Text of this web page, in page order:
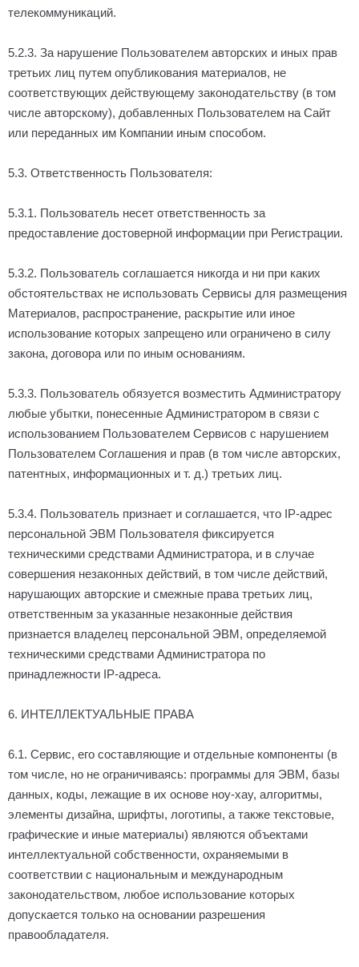
телекоммуникаций.
5.2.3. За нарушение Пользователем авторских и иных прав
третьих лиц путем опубликования материалов, не
соответствующих действующему законодательству (в том
числе авторскому), добавленных Пользователем на Сайт
или переданных им Компании иным способом.
5.3. Ответственность Пользователя:
5.3.1. Пользователь несет ответственность за
предоставление достоверной информации при Регистрации.
5.3.2. Пользователь соглашается никогда и ни при каких
обстоятельствах не использовать Сервисы для размещения
Материалов, распространение, раскрытие или иное
использование которых запрещено или ограничено в силу
закона, договора или по иным основаниям.
5.3.3. Пользователь обязуется возместить Администратору
любые убытки, понесенные Администратором в связи с
использованием Пользователем Сервисов с нарушением
Пользователем Соглашения и прав (в том числе авторских,
патентных, информационных и т. д.) третьих лиц.
5.3.4. Пользователь признает и соглашается, что IP-адрес
персональной ЭВМ Пользователя фиксируется
техническими средствами Администратора, и в случае
совершения незаконных действий, в том числе действий,
нарушающих авторские и смежные права третьих лиц,
ответственным за указанные незаконные действия
признается владелец персональной ЭВМ, определяемой
техническими средствами Администратора по
принадлежности IP-адреса.
6. ИНТЕЛЛЕКТУАЛЬНЫЕ ПРАВА
6.1. Сервис, его составляющие и отдельные компоненты (в
том числе, но не ограничиваясь: программы для ЭВМ, базы
данных, коды, лежащие в их основе ноу-хау, алгоритмы,
элементы дизайна, шрифты, логотипы, а также текстовые,
графические и иные материалы) являются объектами
интеллектуальной собственности, охраняемыми в
соответствии с национальным и международным
законодательством, любое использование которых
допускается только на основании разрешения
правообладателя.